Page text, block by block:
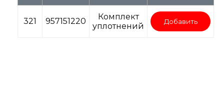
321 957151220
Комплект
уплотнений
Добавить